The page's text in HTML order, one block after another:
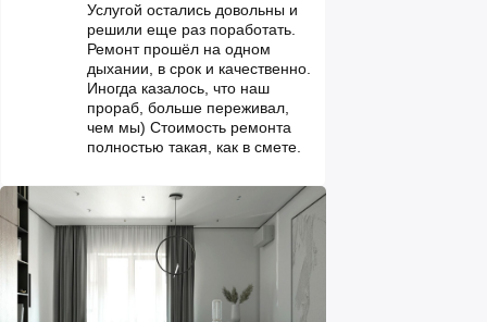
Услугой остались довольны и
решили еще раз поработать.
Ремонт прошёл на одном
дыхании, в срок и качественно.
Иногда казалось, что наш
прораб, больше переживал,
чем мы) Стоимость ремонта
полностью такая, как в смете.